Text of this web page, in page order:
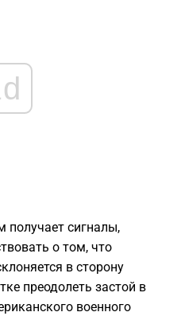
получает сигналы,
о том, что
в сторону
преодолеть застой в
военного